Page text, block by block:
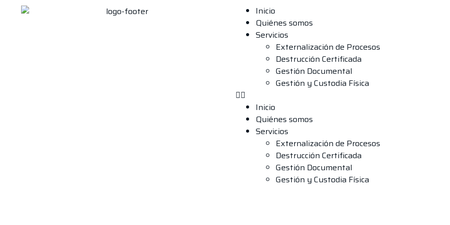
Inicio
Quiénes somos
Servicios
Externalización de Procesos
Destrucción Certificada
Gestión Documental
Gestión y Custodia Física
Inicio
Quiénes somos
Servicios
Externalización de Procesos
Destrucción Certificada
Gestión Documental
Gestión y Custodia Física